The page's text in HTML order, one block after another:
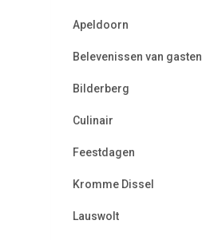
Apeldoorn
Belevenissen van gasten
Bilderberg
Culinair
Feestdagen
Kromme Dissel
Lauswolt